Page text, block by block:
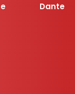
Dante